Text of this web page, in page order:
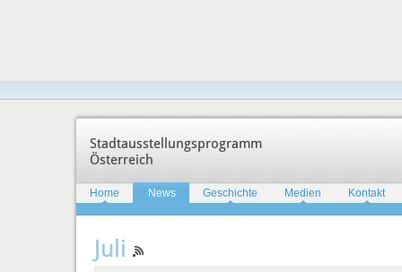
Stadtausstellungsprogramm
Österreich
Home News Geschichte Medien Kontakt
Juli